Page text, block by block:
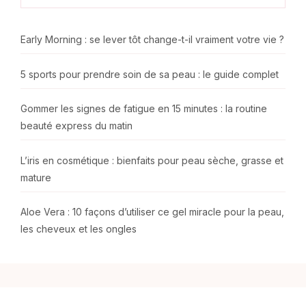
Early Morning : se lever tôt change-t-il vraiment votre vie ?
5 sports pour prendre soin de sa peau : le guide complet
Gommer les signes de fatigue en 15 minutes : la routine
beauté express du matin
L’iris en cosmétique : bienfaits pour peau sèche, grasse et
mature
Aloe Vera : 10 façons d’utiliser ce gel miracle pour la peau,
les cheveux et les ongles